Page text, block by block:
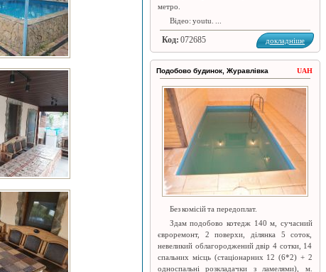
метро.
Відео: youtu. ...
Код: 072685 докладніше
Подобово будинок, Журавлівка UAH
Без комісій та передоплат.
Здам подобово котедж 140 м, сучасний
євроремонт, 2 поверхи, ділянка 5 соток,
невеликий облагороджений двір 4 сотки, 14
спальних місць (стаціонарних 12 (6*2) + 2
односпальні розкладачки з ламелями), м.